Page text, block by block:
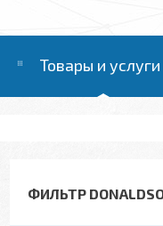
Товары и услуги
ФИЛЬТР